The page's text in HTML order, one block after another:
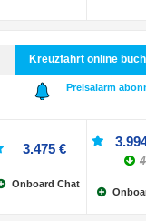
Kreuzfahrt online
Preisalarm
3.475 €
Onboard Chat